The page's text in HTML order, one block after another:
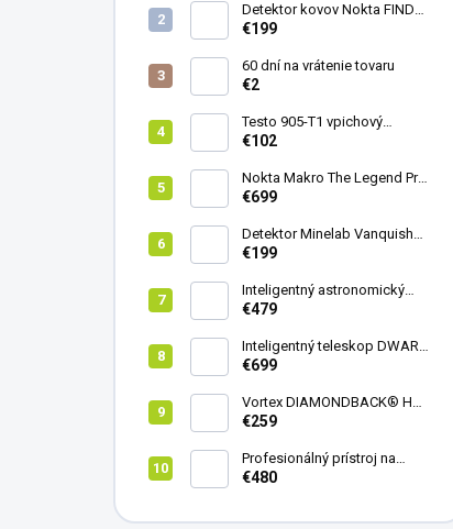
Detektor kovov Nokta FINDX
Pro
€199
60 dní na vrátenie tovaru
€2
Testo 905-T1 vpichový
teplomer
€102
Nokta Makro The Legend Pro
Pack - model 2024
€699
Detektor Minelab Vanquish
340
€199
Inteligentný astronomický
teleskop DwarfLab Dwarf
€479
Inteligentný teleskop DWARF
III + originálny statív DWARF 3
€699
Vortex DIAMONDBACK® HD
8X42
€259
Profesionálný prístroj na
vedenie vŕtania Laserliner
€480